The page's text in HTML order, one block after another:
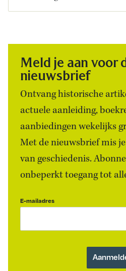
Meld je aan voor
nieuwsbrief
Ontvang historische
actuele aanleiding,
aanbiedingen wekelijks
Met de nieuwsbrief mis
van geschiedenis.
onbeperkt toegang tot
E-mailadres